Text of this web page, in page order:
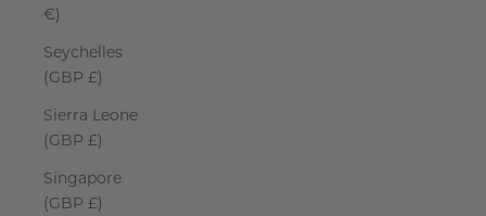
€)
Seychelles
(GBP £)
Sierra Leone
(GBP £)
Singapore
(GBP £)